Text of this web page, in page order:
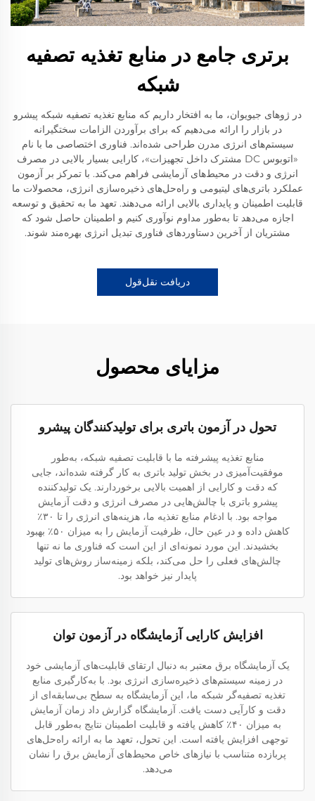
برتری جامع در منابع تغذیه تصفیه
شبکه
در ژوهای جیویوان، ما به افتخار داریم که منابع تغذیه تصفیه شبکه پیشرو
در بازار را ارائه می‌دهیم که برای برآوردن الزامات سختگیرانه
سیستم‌های انرژی مدرن طراحی شده‌اند. فناوری اختصاصی ما با نام
«اتوبوس DC مشترک داخل تجهیزات»، کارایی بسیار بالایی در مصرف
انرژی و دقت در محیط‌های آزمایشی فراهم می‌کند. با تمرکز بر آزمون
عملکرد باتری‌های لیتیومی و راه‌حل‌های ذخیره‌سازی انرژی، محصولات ما
قابلیت اطمینان و پایداری بالایی ارائه می‌دهند. تعهد ما به تحقیق و توسعه
اجازه می‌دهد تا به‌طور مداوم نوآوری کنیم و اطمینان حاصل شود که
مشتریان از آخرین دستاوردهای فناوری تبدیل انرژی بهره‌مند شوند.
دریافت نقل‌قول
مزایای محصول
تحول در آزمون باتری برای تولیدکنندگان پیشرو
منابع تغذیه پیشرفته ما با قابلیت تصفیه شبکه، به‌طور
موفقیت‌آمیزی در بخش تولید باتری به کار گرفته شده‌اند، جایی
که دقت و کارایی از اهمیت بالایی برخوردارند. یک تولیدکننده
پیشرو باتری با چالش‌هایی در مصرف انرژی و دقت آزمایش
مواجه بود. با ادغام منابع تغذیه ما، هزینه‌های انرژی را تا ۳۰٪
کاهش داده و در عین حال، ظرفیت آزمایش را به میزان ۵۰٪ بهبود
بخشیدند. این مورد نمونه‌ای از این است که فناوری ما نه تنها
چالش‌های فعلی را حل می‌کند، بلکه زمینه‌ساز روش‌های تولید
پایدار نیز خواهد بود.
افزایش کارایی آزمایشگاه در آزمون توان
یک آزمایشگاه برق معتبر به دنبال ارتقای قابلیت‌های آزمایشی خود
در زمینه سیستم‌های ذخیره‌سازی انرژی بود. با به‌کارگیری منابع
تغذیه تصفیه‌گر شبکه ما، این آزمایشگاه به سطح بی‌سابقه‌ای از
دقت و کارآیی دست یافت. آزمایشگاه گزارش داد زمان آزمایش
به میزان ۴۰٪ کاهش یافته و قابلیت اطمینان نتایج به‌طور قابل
توجهی افزایش یافته است. این تحول، تعهد ما به ارائه راه‌حل‌های
پربازده متناسب با نیازهای خاص محیط‌های آزمایش برق را نشان
می‌دهد.